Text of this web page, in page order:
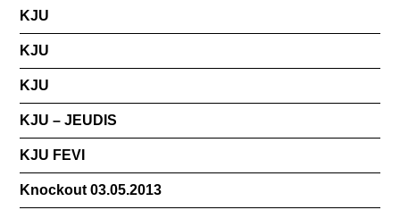
KJU
KJU
KJU
KJU – JEUDIS
KJU FEVI
Knockout 03.05.2013